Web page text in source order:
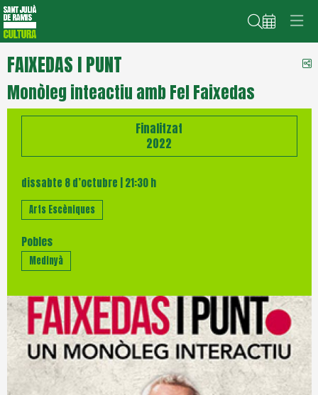
Cerca
FAIXEDAS I PUNT
Monòleg inteactiu amb Fel Faixedas
Finalitzat
2022
dissabte 8 d’octubre 21:30 h
Arts Escèniques
Pobles
Medinyà